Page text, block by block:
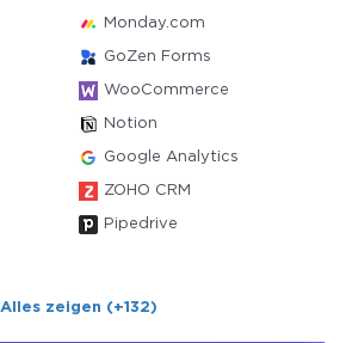
Monday.com
GoZen Forms
WooCommerce
Notion
Google Analytics
ZOHO CRM
Pipedrive
Alles zeigen (+132)